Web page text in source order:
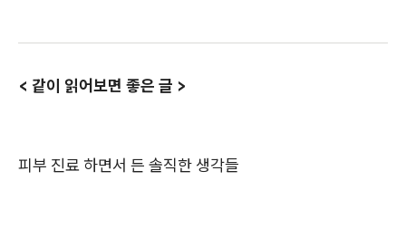
< 같이 읽어보면 좋은 글 >
피부 진료 하면서 든 솔직한 생각들